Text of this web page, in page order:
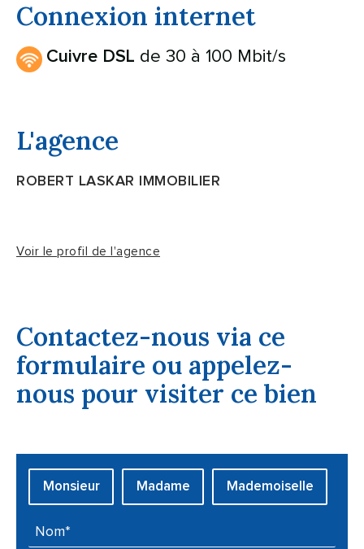
Connexion internet
Cuivre DSL de 30 à 100 Mbit/s
L'agence
ROBERT LASKAR IMMOBILIER
Voir le profil de l'agence
Contactez-nous via ce
formulaire ou appelez-
nous pour visiter ce bien
Civilité :
Monsieur Madame Mademoiselle
Nom* :